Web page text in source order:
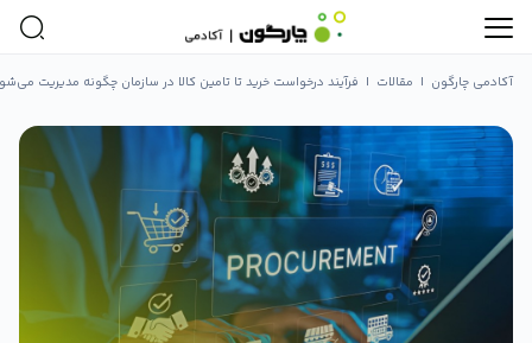
آکادمی چارگون | مقالات | فرآیند درخواست خرید تا تامین کالا در سازمان چگونه مدیریت